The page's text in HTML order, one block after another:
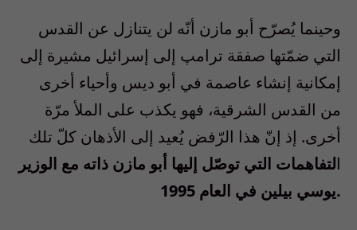
وحينما يُصرّح أبو مازن أنّه لن يتنازل عن القدس
التي ضمّتها صفقة ترامپ إلى إسرائيل مشيرة إلى
إمكانية إنشاء عاصمة في أبو ديس وأحياء أخرى
من القدس الشرقية، فهو يكذب على الملأ مرّة
أخرى. إذ إنّ هذا الرّفض يُعيد إلى الأذهان كلّ تلك
التفاهمات التي توصّل إليها أبو مازن ذاته مع الوزير
يوسي بيلين في العام 1995.